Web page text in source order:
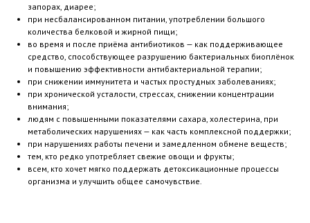
запорах, диарее;
при несбалансированном питании, употреблении большого
количества белковой и жирной пищи;
во время и после приёма антибиотиков — как поддерживающее
средство, способствующее разрушению бактериальных биоплёнок
и повышению эффективности антибактериальной терапии;
при снижении иммунитета и частых простудных заболеваниях;
при хронической усталости, стрессах, снижении концентрации
внимания;
людям с повышенными показателями сахара, холестерина, при
метаболических нарушениях — как часть комплексной поддержки;
при нарушениях работы печени и замедленном обмене веществ;
тем, кто редко употребляет свежие овощи и фрукты;
всем, кто хочет мягко поддержать детоксикационные процессы
организма и улучшить общее самочувствие.